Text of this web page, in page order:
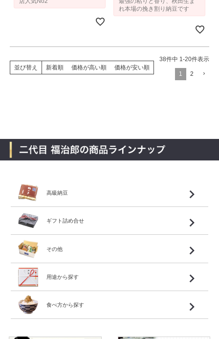
れ本場の挽き割り納豆です
並び替え 新着順 価格が高い順 価格が安い順
38件中 1 -20件表示
1 2
高級納豆
ギフト詰め合せ
その他
用途から探す
食べ方から探す